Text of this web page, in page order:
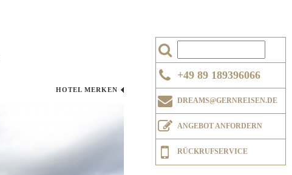
+49 89 189396066
DREAMS@GERNREISEN.DE
ANGEBOT ANFORDERN
RÜCKRUFSERVICE
HOTEL MERKEN